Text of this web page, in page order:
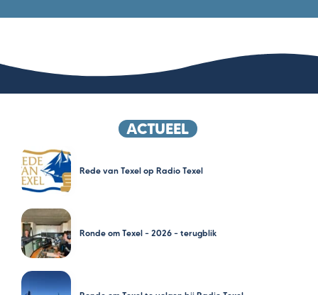
ACTUEEL
Rede van Texel op Radio Texel
Ronde om Texel – 2026 – terugblik